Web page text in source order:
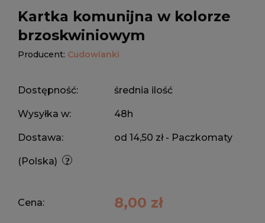
Kartka komunijna w kolorze
brzoskwiniowym
Producent: Cudowianki
Dostępność: średnia ilość
Wysyłka w: 48h
Dostawa: od 14,50 zł - Paczkomaty
(Polska)
Cena: 8,00 zł